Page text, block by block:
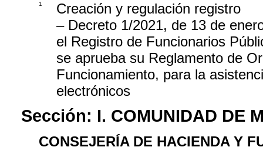
1
Creación y regulación registro
– Decreto 1/2021, de 13 de
el Registro de Funcionarios
se aprueba su Reglamento de
Funcionamiento, para la
electrónicos
Sección: I. COMUNIDAD DE
CONSEJERÍA DE HACIENDA Y